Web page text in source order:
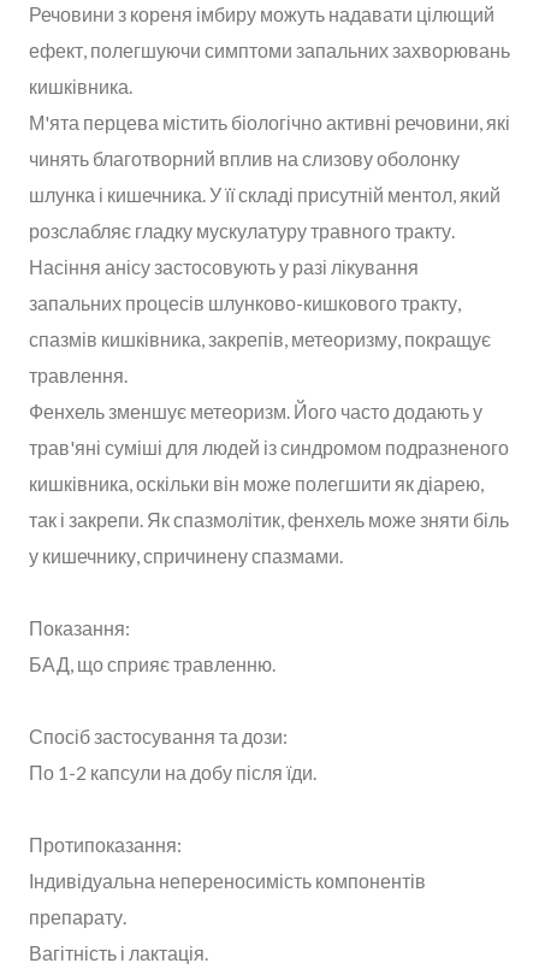
Речовини з кореня імбиру можуть надавати цілющий
ефект, полегшуючи симптоми запальних захворювань
кишківника.
М'ята перцева містить біологічно активні речовини, які
чинять благотворний вплив на слизову оболонку
шлунка і кишечника. У її складі присутній ментол, який
розслабляє гладку мускулатуру травного тракту.
Насіння анісу застосовують у разі лікування
запальних процесів шлунково-кишкового тракту,
спазмів кишківника, закрепів, метеоризму, покращує
травлення.
Фенхель зменшує метеоризм. Його часто додають у
трав'яні суміші для людей із синдромом подразненого
кишківника, оскільки він може полегшити як діарею,
так і закрепи. Як спазмолітик, фенхель може зняти біль
у кишечнику, спричинену спазмами.
Показання:
БАД, що сприяє травленню.
Спосіб застосування та дози:
По 1-2 капсули на добу після їди.
Протипоказання:
Індивідуальна непереносимість компонентів
препарату.
Вагітність і лактація.